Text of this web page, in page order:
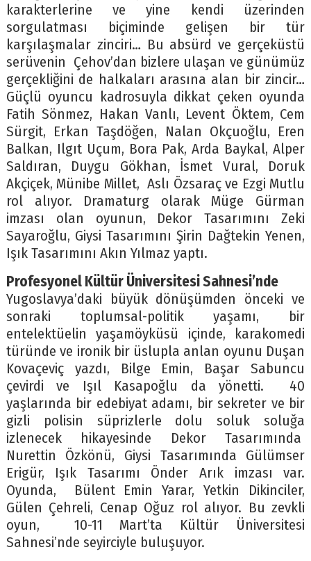
karakterlerine ve yine kendi üzerinden
sorgulatması biçiminde gelişen bir tür
karşılaşmalar zinciri… Bu absürd ve gerçeküstü
serüvenin Çehov’dan bizlere ulaşan ve günümüz
gerçekliğini de halkaları arasına alan bir zincir…
Güçlü oyuncu kadrosuyla dikkat çeken oyunda
Fatih Sönmez, Hakan Vanlı, Levent Öktem, Cem
Sürgit, Erkan Taşdöğen, Nalan Okçuoğlu, Eren
Balkan, Ilgıt Uçum, Bora Pak, Arda Baykal, Alper
Saldıran, Duygu Gökhan, İsmet Vural, Doruk
Akçiçek, Münibe Millet, Aslı Özsaraç ve Ezgi Mutlu
rol alıyor. Dramaturg olarak Müge Gürman
imzası olan oyunun, Dekor Tasarımını Zeki
Sayaroğlu, Giysi Tasarımını Şirin Dağtekin Yenen,
Işık Tasarımını Akın Yılmaz yaptı.
Profesyonel Kültür Üniversitesi Sahnesi’nde
Yugoslavya’daki büyük dönüşümden önceki ve
sonraki toplumsal-politik yaşamı, bir
entelektüelin yaşamöyküsü içinde, karakomedi
türünde ve ironik bir üslupla anlan oyunu Duşan
Kovaçeviç yazdı, Bilge Emin, Başar Sabuncu
çevirdi ve Işıl Kasapoğlu da yönetti. 40
yaşlarında bir edebiyat adamı, bir sekreter ve bir
gizli polisin süprizlerle dolu soluk soluğa
izlenecek hikayesinde Dekor Tasarımında
Nurettin Özkönü, Giysi Tasarımında Gülümser
Erigür, Işık Tasarımı Önder Arık imzası var.
Oyunda, Bülent Emin Yarar, Yetkin Dikinciler,
Gülen Çehreli, Cenap Oğuz rol alıyor. Bu zevkli
oyun, 10-11 Mart’ta Kültür Üniversitesi
Sahnesi’nde seyirciyle buluşuyor.